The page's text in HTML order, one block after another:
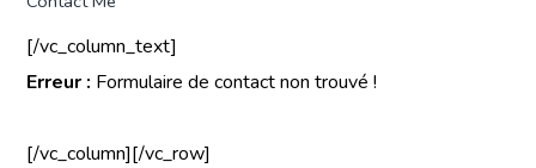
[/vc_column_text]
Erreur : Formulaire de contact non trouvé !
[/vc_column][/vc_row]